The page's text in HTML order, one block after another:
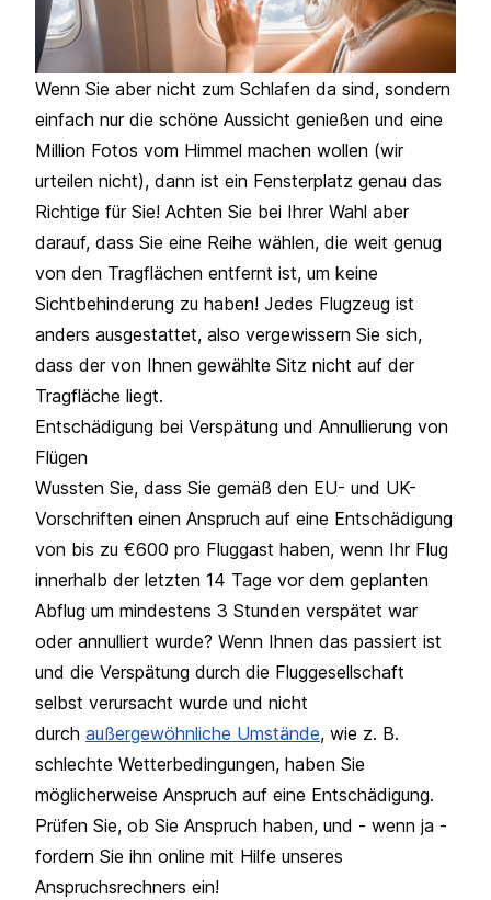
Wenn Sie aber nicht zum Schlafen da sind, sondern
einfach nur die schöne Aussicht genießen und eine
Million Fotos vom Himmel machen wollen (wir
urteilen nicht), dann ist ein Fensterplatz genau das
Richtige für Sie! Achten Sie bei Ihrer Wahl aber
darauf, dass Sie eine Reihe wählen, die weit genug
von den Tragflächen entfernt ist, um keine
Sichtbehinderung zu haben! Jedes Flugzeug ist
anders ausgestattet, also vergewissern Sie sich,
dass der von Ihnen gewählte Sitz nicht auf der
Tragfläche liegt.
Entschädigung bei Verspätung und Annullierung von
Flügen
Wussten Sie, dass Sie gemäß den EU- und UK-
Vorschriften einen Anspruch auf eine Entschädigung
von bis zu €600 pro Fluggast haben, wenn Ihr Flug
innerhalb der letzten 14 Tage vor dem geplanten
Abflug um mindestens 3 Stunden verspätet war
oder annulliert wurde? Wenn Ihnen das passiert ist
und die Verspätung durch die Fluggesellschaft
selbst verursacht wurde und nicht
durch außergewöhnliche Umstände, wie z. B.
schlechte Wetterbedingungen, haben Sie
möglicherweise Anspruch auf eine Entschädigung.
Prüfen Sie, ob Sie Anspruch haben, und - wenn ja -
fordern Sie ihn online mit Hilfe unseres
Anspruchsrechners ein!